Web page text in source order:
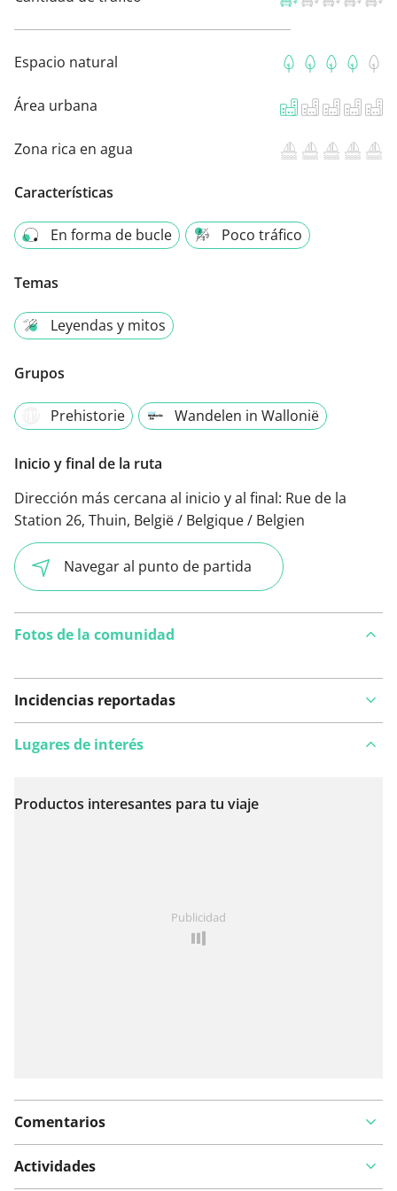
Espacio natural
Área urbana
Zona rica en agua
Características
En forma de bucle Poco tráfico
Temas
Leyendas y mitos
Grupos
Prehistorie Wandelen in Wallonië
Inicio y final de la ruta
Dirección más cercana al inicio y al final: Rue de la
Station 26, Thuin, België / Belgique / Belgien
Navegar al punto de partida
Fotos de la comunidad
Incidencias reportadas
Ver en el mapa
Lugares de interés
Productos interesantes para tu viaje
Publicidad
Comentarios
Actividades